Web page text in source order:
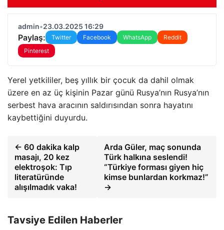
admin•23.03.2025 16:29
Paylaş: Twitter Facebook WhatsApp
Reddit
Pinterest
Yerel yetkililer, beş yıllık bir çocuk da dahil olmak
üzere en az üç kişinin Pazar günü Rusya’nın Rusya’nın
serbest hava aracının saldırısından sonra hayatını
kaybettiğini duyurdu.
← 60 dakika kalp
masajı, 20 kez
elektroşok: Tıp
literatüründe
alışılmadık vaka!
Arda Güler, maç sonunda
Türk halkına seslendi!
“Türkiye forması giyen hiç
kimse bunlardan korkmaz!”
→
Tavsiye Edilen Haberler